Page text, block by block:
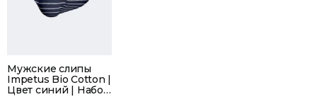
Мужские слипы
Impetus Bio Cotton |
Цвет синий | Набор